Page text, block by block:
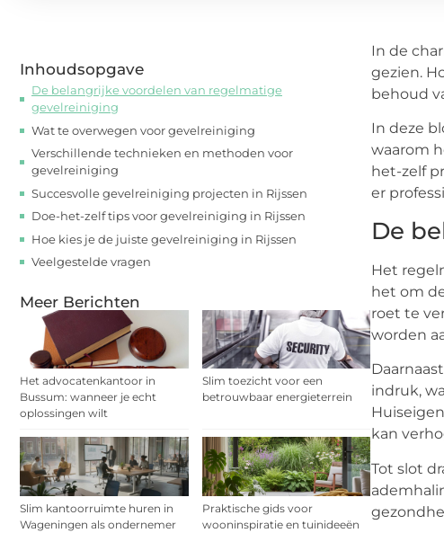
Inhoudsopgave
De belangrijke voordelen van regelmatige
gevelreiniging
Wat te overwegen voor gevelreiniging
Verschillende technieken en methoden voor
gevelreiniging
Succesvolle gevelreiniging projecten in Rijssen
Doe-het-zelf tips voor gevelreiniging in Rijssen
Hoe kies je de juiste gevelreiniging in Rijssen
Veelgestelde vragen
Meer Berichten
Het advocatenkantoor in
Bussum: wanneer je echt
oplossingen wilt
Slim toezicht voor een
betrouwbaar energieterrein
Slim kantoorruimte huren in
Wageningen als ondernemer
Praktische gids voor
wooninspiratie en tuinideeën
In de
gezien.
behoud
In deze
waarom
het-zelf
er
De
Het
het om
roet te
worden
indruk,
kan
Tot slot